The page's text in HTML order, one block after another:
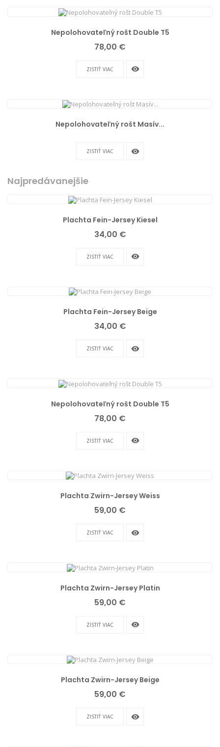
Nepolohovateľný rošt Double T5
Cena
78,00 €
ZISTIŤ VIAC remove_red_eye
Nepolohovateľný rošt Masív...
ZISTIŤ VIAC remove_red_eye
Najpredávanejšie
Plachta Fein-Jersey Kiesel
Cena
34,00 €
ZISTIŤ VIAC remove_red_eye
Plachta Fein-Jersey Beige
Cena
34,00 €
ZISTIŤ VIAC remove_red_eye
Nepolohovateľný rošt Double T5
Cena
78,00 €
ZISTIŤ VIAC remove_red_eye
Plachta Zwirn-Jersey Weiss
Cena
59,00 €
ZISTIŤ VIAC remove_red_eye
Plachta Zwirn-Jersey Platin
Cena
59,00 €
ZISTIŤ VIAC remove_red_eye
Plachta Zwirn-Jersey Beige
Cena
59,00 €
ZISTIŤ VIAC remove_red_eye